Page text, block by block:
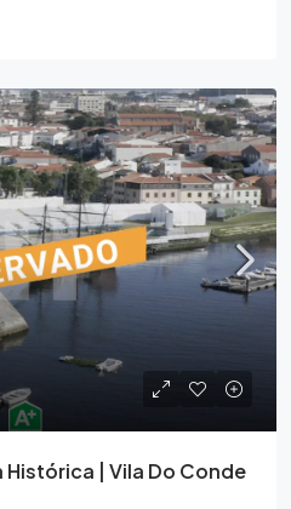
Histórica | Vila Do Conde